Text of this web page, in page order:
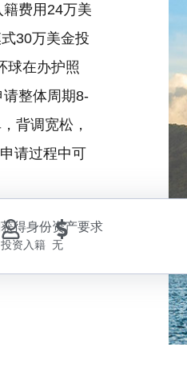
费用24万美
30万美金投
球在办护照
整体周期8-
背调宽松，
请过程中可
获得身份
投资入籍
资产要求
无